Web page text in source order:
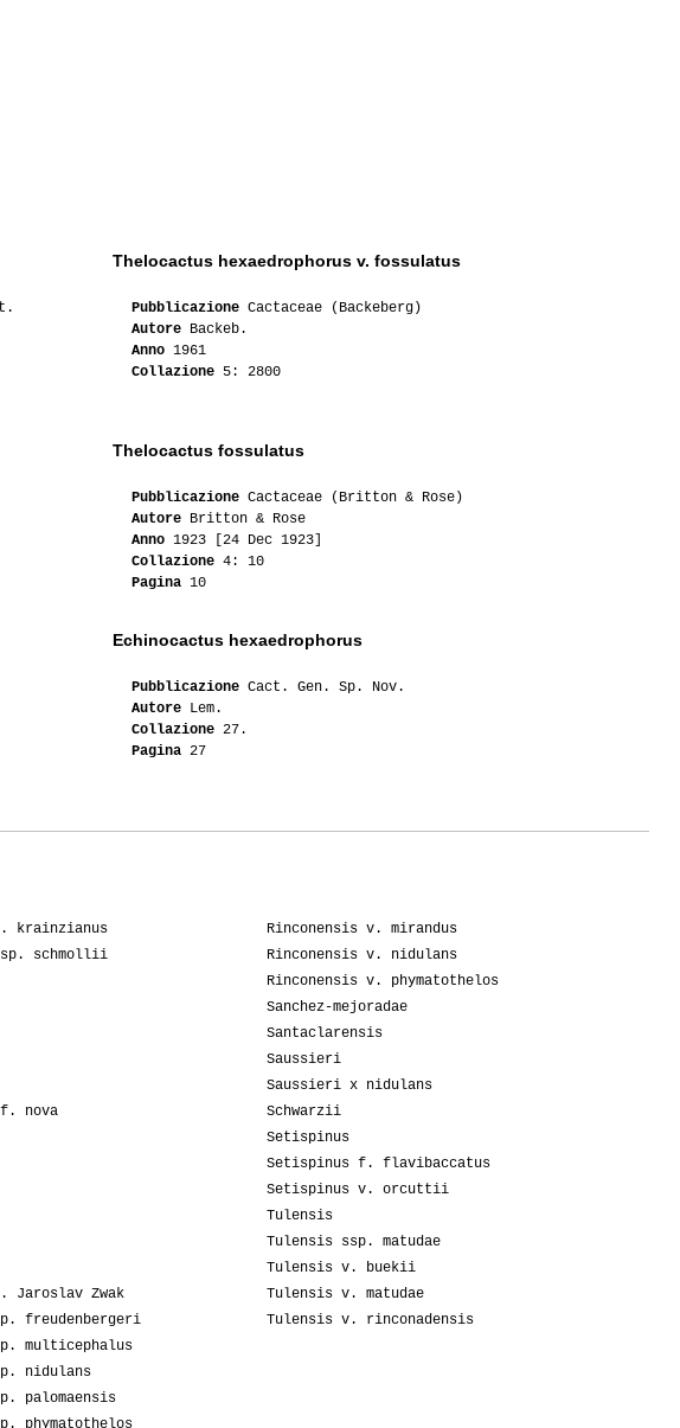
Thelocactus hexaedrophorus v. fossulatus
Pubblicazione Cactaceae (Backeberg)
Autore Backeb.
Anno 1961
Collazione 5: 2800
Thelocactus fossulatus
Pubblicazione Cactaceae (Britton & Rose)
Autore Britton & Rose
Anno 1923 [24 Dec 1923]
Collazione 4: 10
Pagina 10
Echinocactus hexaedrophorus
Pubblicazione Cact. Gen. Sp. Nov.
Autore Lem.
Collazione 27.
Pagina 27
krainzianus
schmollii
nova
Jaroslav Zwak
freudenbergeri
multicephalus
nidulans
palomaensis
phymatothelos
Rinconensis v. mirandus
Rinconensis v. nidulans
Rinconensis v. phymatothelos
Sanchez-mejoradae
Santaclarensis
Saussieri
Saussieri x nidulans
Schwarzii
Setispinus
Setispinus f. flavibaccatus
Setispinus v. orcuttii
Tulensis
Tulensis ssp. matudae
Tulensis v. buekii
Tulensis v. matudae
Tulensis v. rinconadensis